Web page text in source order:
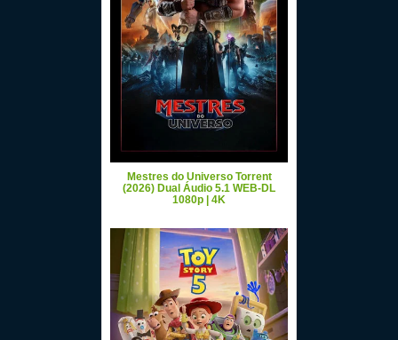
Mestres do Universo Torrent
(2026) Dual Áudio 5.1 WEB-DL
1080p | 4K